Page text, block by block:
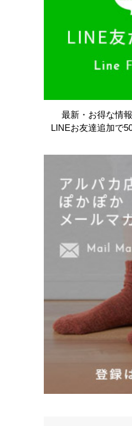
最新・お得な情
LINEお友達追加で